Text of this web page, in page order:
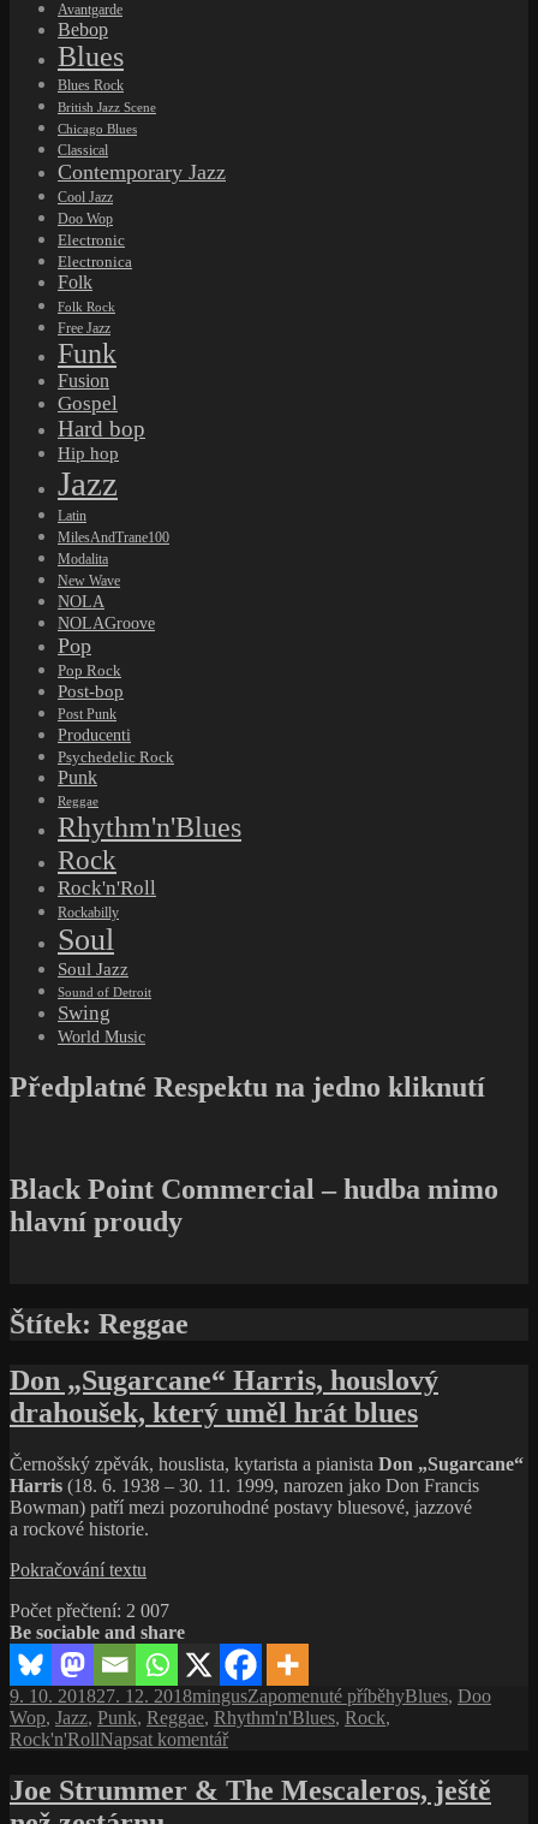
Avantgarde
Bebop
Blues
Blues Rock
British Jazz Scene
Chicago Blues
Classical
Contemporary Jazz
Cool Jazz
Doo Wop
Electronic
Electronica
Folk
Folk Rock
Free Jazz
Funk
Fusion
Gospel
Hard bop
Hip hop
Jazz
Latin
MilesAndTrane100
Modalita
New Wave
NOLA
NOLAGroove
Pop
Pop Rock
Post-bop
Post Punk
Producenti
Psychedelic Rock
Punk
Reggae
Rhythm'n'Blues
Rock
Rock'n'Roll
Rockabilly
Soul
Soul Jazz
Sound of Detroit
Swing
World Music
Předplatné Respektu na jedno kliknutí
Black Point Commercial – hudba mimo
hlavní proudy
Štítek: Reggae
Don „Sugarcane“ Harris, houslový
drahoušek, který uměl hrát blues
Černošský zpěvák, houslista, kytarista a pianista Don „Sugarcane“
Harris (18. 6. 1938 – 30. 11. 1999, narozen jako Don Francis
Bowman) patří mezi pozoruhodné postavy bluesové, jazzové
a rockové historie.
Pokračování textu
Harris,
houslový
drahoušek,
který
uměl
hrát
blues
Počet přečtení: 2 007
Be sociable and share
Publikováno:
9. 10. 201827. 12. 2018Autor:
mingusRubriky:
Zapomenuté příběhyŠtítky:
Blues, Doo
Wop, Jazz, Punk, Reggae, Rhythm'n'Blues, Rock,
Rock'n'RollNapsat komentářpro
s
názvem
Joe Strummer & The Mescaleros, ještě